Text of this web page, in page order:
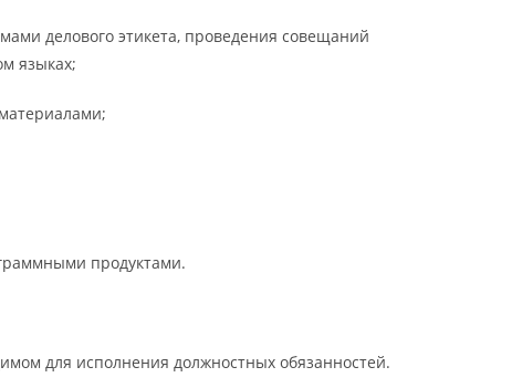
делового этикета, проведения совещаний
языках;
продуктами.
для исполнения должностных обязанностей.